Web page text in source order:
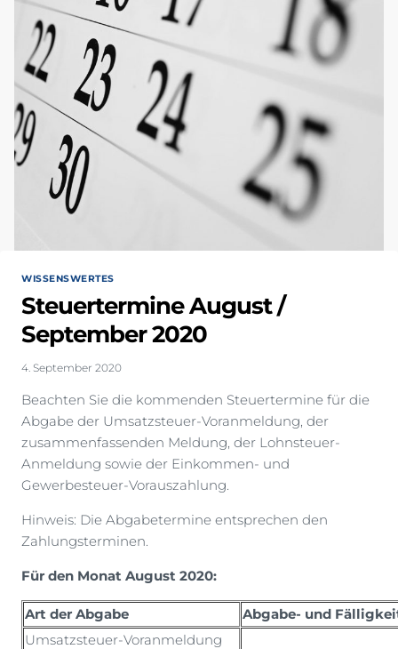
WISSENSWERTES
Steuertermine August /
September 2020
4. September 2020
Beachten Sie die kommenden Steuertermine für die
Abgabe der Umsatzsteuer-Voranmeldung, der
zusammenfassenden Meldung, der Lohnsteuer-
Anmeldung sowie der Einkommen- und
Gewerbesteuer-Vorauszahlung.
Hinweis: Die Abgabetermine entsprechen den
Zahlungsterminen.
Für den Monat August 2020:
Art der Abgabe
Abgabe- und
Umsatzsteuer-Voranmeldung